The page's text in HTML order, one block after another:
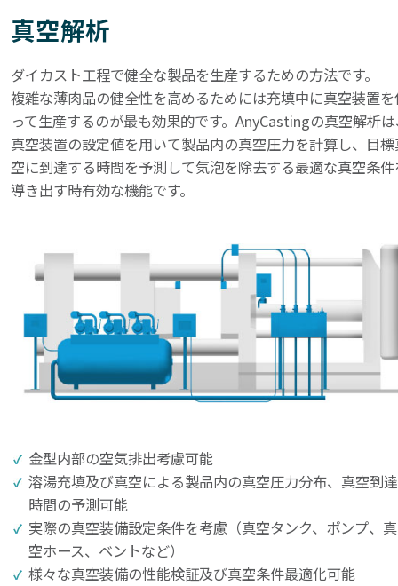
真空解析
ダイカスト工程で健全な製品を生産するための方法です。
複雑な薄肉品の健全性を高めるためには充填中に真空装置
って生産するのが最も効果的です。AnyCastingの真空解析
真空装置の設定値を用いて製品内の真空圧力を計算し、目
空に到達する時間を予測して気泡を除去する最適な真空条
導き出す時有効な機能です。
金型内部の空気排出考慮可能
溶湯充填及び真空による製品内の真空圧力分布、真空到達
時間の予測可能
実際の真空装備設定条件を考慮（真空タンク、ポンプ、真
空ホース、ベントなど）
様々な真空装備の性能検証及び真空条件最適化可能